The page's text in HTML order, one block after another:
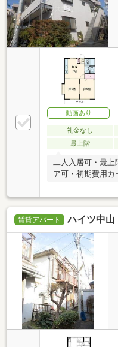
動画あり
礼金なし
最上階
二人入居可・最上
ア可・初期費用
賃貸アパート ハイツ中山